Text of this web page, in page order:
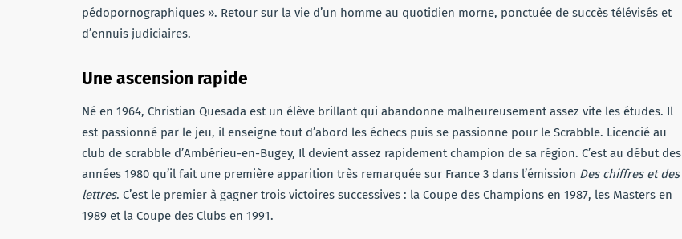
pédopornographiques ». Retour sur la vie d’un homme au quotidien morne, ponctuée de succès télévisés et
d’ennuis judiciaires.
Une ascension rapide
Né en 1964, Christian Quesada est un élève brillant qui abandonne malheureusement assez vite les études. Il
est passionné par le jeu, il enseigne tout d’abord les échecs puis se passionne pour le Scrabble. Licencié au
club de scrabble d’Ambérieu-en-Bugey, Il devient assez rapidement champion de sa région. C’est au début des
années 1980 qu’il fait une première apparition très remarquée sur France 3 dans l’émission Des chiffres et des
lettres. C’est le premier à gagner trois victoires successives : la Coupe des Champions en 1987, les Masters en
1989 et la Coupe des Clubs en 1991.